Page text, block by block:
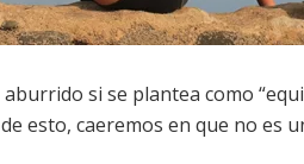
si se plantea como
esto, caeremos en que no es